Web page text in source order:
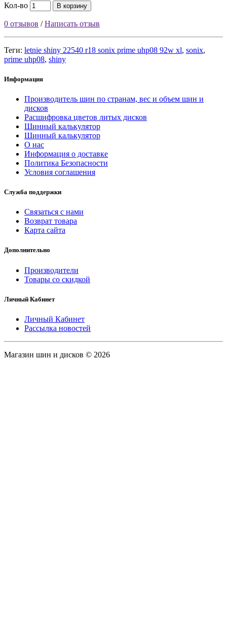
Кол-во В корзину
0 отзывов /Написать отзыв
Теги: letnie shiny 22540 r18 sonix prime uhp08 92w xl, sonix,
prime uhp08, shiny
Информация
Производитель шин по странам, вес и объем шин и
дисков
Расшифровка цветов литых дисков
Шинный калькулятор
Шинный калькулятор
О нас
Информация о доставке
Политика Безопасности
Условия соглашения
Служба поддержки
Связаться с нами
Возврат товара
Карта сайта
Дополнительно
Производители
Товары со скидкой
Личный Кабинет
Личный Кабинет
Рассылка новостей
Магазин шин и дисков © 2026